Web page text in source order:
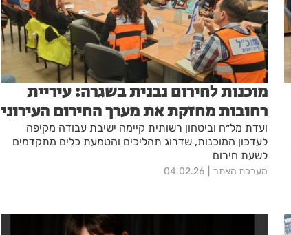
מוכנות לחירום נבנית בשגרה: עיריית
רחובות מחזקת את מערך החירום העירוני
ועדת מל״ח וביטחון רשותית קיימה ישיבת עבודה מקיפה
לעדכון המוכנות, שדרוג תהליכים והטמעת כלים מתקדמים
לשעת חירום
מערכת האתר 04.02.26